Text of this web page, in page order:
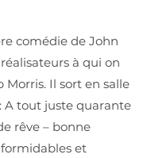
comédie de John
à qui on
Morris. Il sort en salle
: A tout juste quarante
rêve – bonne
et